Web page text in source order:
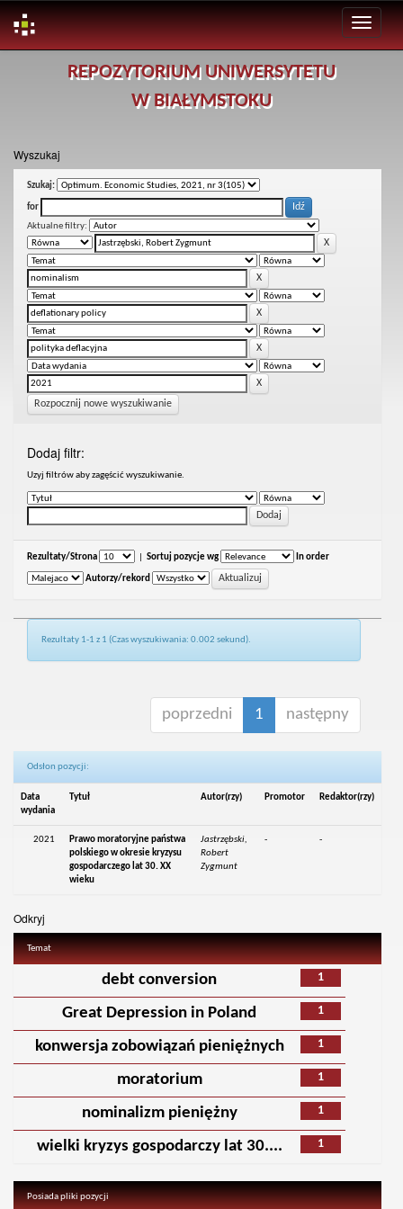
REPOZYTORIUM UNIWERSYTETU
W BIAŁYMSTOKU
Wyszukaj
Szukaj:
for
Aktualne filtry:
Rozpocznij nowe wyszukiwanie
Dodaj filtr:
Uzyj filtrów aby zagęścić wyszukiwanie.
Rezultaty/Strona Sortuj pozycje wg In order
Autorzy/rekord
Rezultaty 1-1 z 1 (Czas wyszukiwania: 0.002 sekund).
poprzedni 1 następny
Odsłon pozycji:
Data
wydania
Tytuł Autor(rzy) Promotor Redaktor(rzy)
2021
Prawo moratoryjne państwa
polskiego w okresie kryzysu
gospodarczego lat 30. XX
wieku
Jastrzębski,
Robert
Zygmunt
- -
Odkryj
Temat
1
debt conversion
1
Great Depression in Poland
1
konwersja zobowiązań pieniężnych
1
moratorium
1
nominalizm pieniężny
1
wielki kryzys gospodarczy lat 30....
Posiada pliki pozycji